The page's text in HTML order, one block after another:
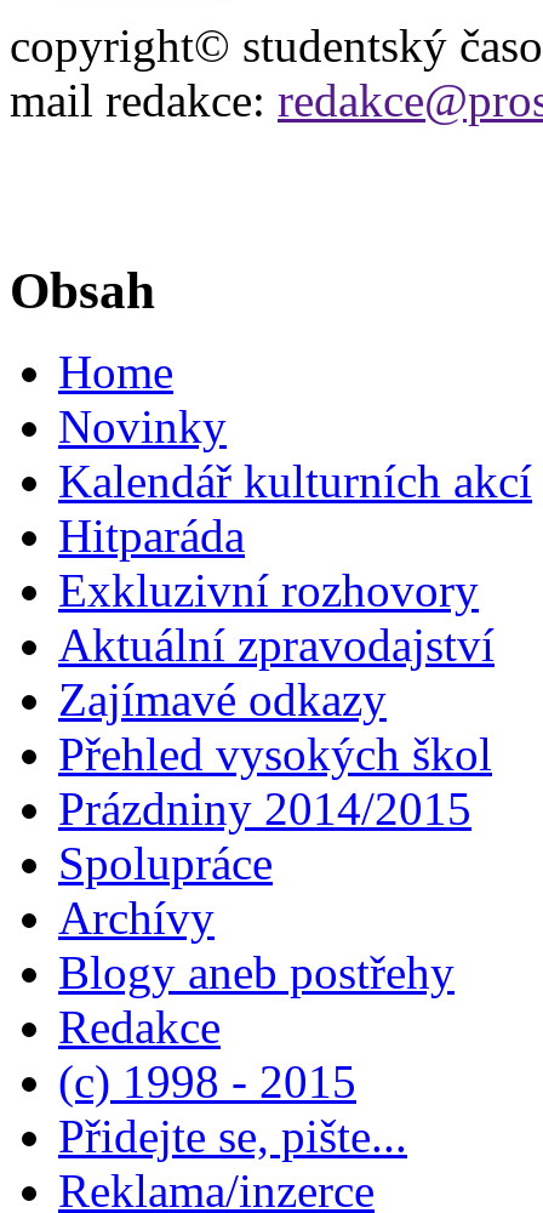
copyright© studentský
mail redakce:
Obsah
Home
Novinky
Kalendář kulturních akcí
Hitparáda
Exkluzivní rozhovory
Aktuální zpravodajství
Zajímavé odkazy
Přehled vysokých škol
Prázdniny 2014/2015
Spolupráce
Archívy
Blogy aneb postřehy
Redakce
(c) 1998 - 2015
Přidejte se, pište...
Reklama/inzerce